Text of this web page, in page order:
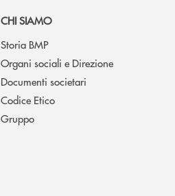
CHI SIAMO
Storia BMP
Organi sociali e Direzione
Documenti societari
Codice Etico
Gruppo